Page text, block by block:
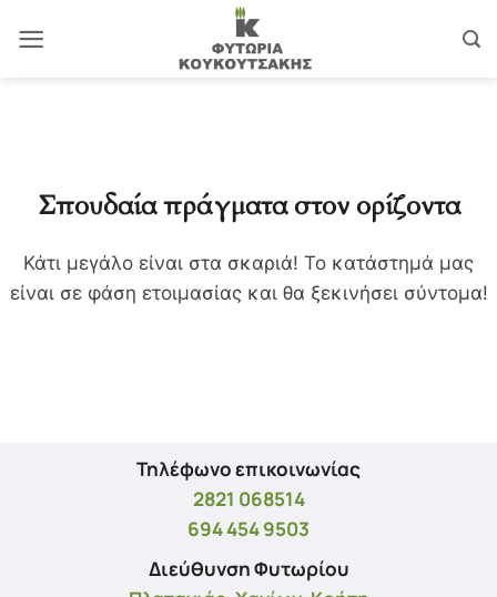
στο
Σπουδαία πράγματα στον ορίζοντα
Κάτι μεγάλο είναι στα σκαριά! Το κατάστημά μας
είναι σε φάση ετοιμασίας και θα ξεκινήσει σύντομα!
Τηλέφωνο επικοινωνίας
2821 068514
694 454 9503
Διεύθυνση Φυτωρίου